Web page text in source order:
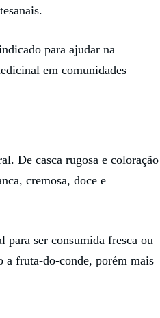
para ajudar na
em comunidades
De casca rugosa e coloração
cremosa, doce e
ser consumida fresca ou
a fruta-do-conde, porém mais